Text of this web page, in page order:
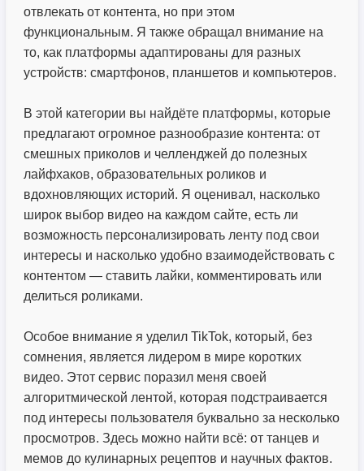
отвлекать от контента, но при этом
функциональным. Я также обращал внимание на
то, как платформы адаптированы для разных
устройств: смартфонов, планшетов и компьютеров.
В этой категории вы найдёте платформы, которые
предлагают огромное разнообразие контента: от
смешных приколов и челленджей до полезных
лайфхаков, образовательных роликов и
вдохновляющих историй. Я оценивал, насколько
широк выбор видео на каждом сайте, есть ли
возможность персонализировать ленту под свои
интересы и насколько удобно взаимодействовать с
контентом — ставить лайки, комментировать или
делиться роликами.
Особое внимание я уделил TikTok, который, без
сомнения, является лидером в мире коротких
видео. Этот сервис поразил меня своей
алгоритмической лентой, которая подстраивается
под интересы пользователя буквально за несколько
просмотров. Здесь можно найти всё: от танцев и
мемов до кулинарных рецептов и научных фактов.